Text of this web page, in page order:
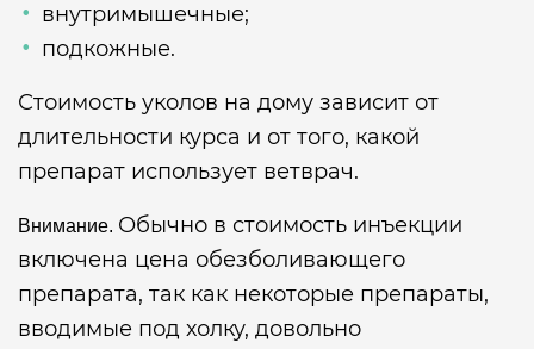
внутримышечные;
подкожные.
Стоимость уколов на дому зависит от
длительности курса и от того, какой
препарат использует ветврач.
Внимание. Обычно в стоимость инъекции
включена цена обезболивающего
препарата, так как некоторые препараты,
вводимые под холку, довольно